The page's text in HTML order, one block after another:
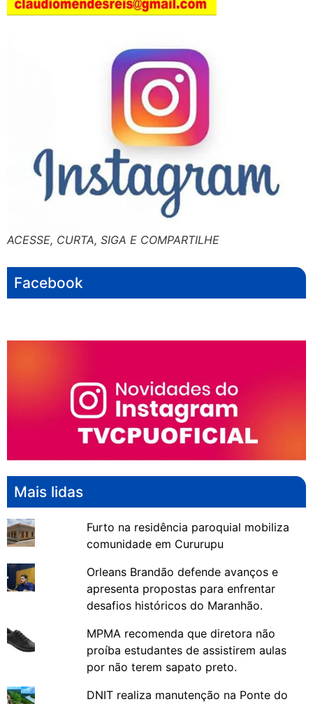
ACESSE, CURTA, SIGA E COMPARTILHE
Facebook
Mais lidas
Furto na residência paroquial mobiliza
comunidade em Cururupu
Orleans Brandão defende avanços e
apresenta propostas para enfrentar
desafios históricos do Maranhão.
MPMA recomenda que diretora não
proíba estudantes de assistirem aulas
por não terem sapato preto.
DNIT realiza manutenção na Ponte do